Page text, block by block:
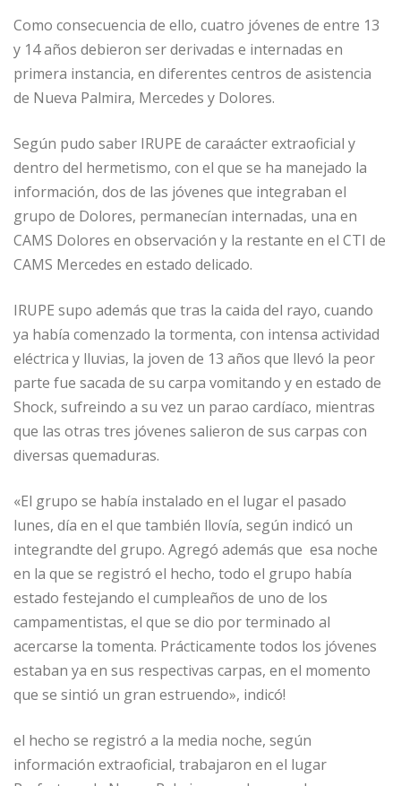
Como consecuencia de ello, cuatro jóvenes de entre 13
y 14 años debieron ser derivadas e internadas en
primera instancia, en diferentes centros de asistencia
de Nueva Palmira, Mercedes y Dolores.
Según pudo saber IRUPE de caraácter extraoficial y
dentro del hermetismo, con el que se ha manejado la
información, dos de las jóvenes que integraban el
grupo de Dolores, permanecían internadas, una en
CAMS Dolores en observación y la restante en el CTI de
CAMS Mercedes en estado delicado.
IRUPE supo además que tras la caida del rayo, cuando
ya había comenzado la tormenta, con intensa actividad
eléctrica y lluvias, la joven de 13 años que llevó la peor
parte fue sacada de su carpa vomitando y en estado de
Shock, sufreindo a su vez un parao cardíaco, mientras
que las otras tres jóvenes salieron de sus carpas con
diversas quemaduras.
«El grupo se había instalado en el lugar el pasado
lunes, día en el que también llovía, según indicó un
integrandte del grupo. Agregó además que esa noche
en la que se registró el hecho, todo el grupo había
estado festejando el cumpleaños de uno de los
campamentistas, el que se dio por terminado al
acercarse la tomenta. Prácticamente todos los jóvenes
estaban ya en sus respectivas carpas, en el momento
que se sintió un gran estruendo», indicó!
el hecho se registró a la media noche, según
información extraoficial, trabajaron en el lugar